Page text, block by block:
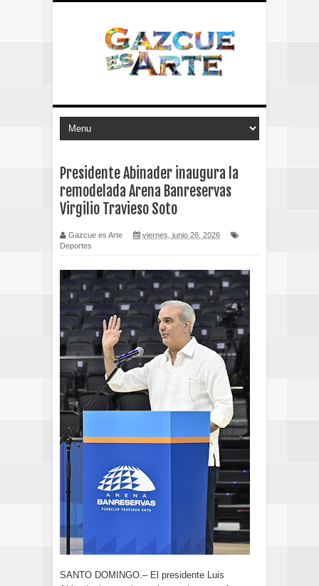
Presidente Abinader inaugura la
remodelada Arena Banreservas
Virgilio Travieso Soto
Gazcue es Arte
viernes, junio 26, 2026
Deportes
SANTO DOMINGO.– El presidente Luis